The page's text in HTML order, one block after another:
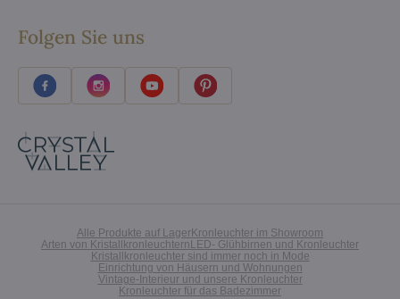
Folgen Sie uns
Alle Produkte auf LagerKronleuchter im Showroom
Arten von Kristallkronleuchtern LED- Glühbirnen und Kronleuchter
Kristallkronleuchter sind immer noch in Mode
Einrichtung von Häusern und Wohnungen
Vintage-Interieur und unsere Kronleuchter
Kronleuchter für das Badezimmer